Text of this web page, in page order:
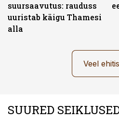
suursaavutus: rauduss
uuristab käigu Thamesi
alla
Veel
SUURED